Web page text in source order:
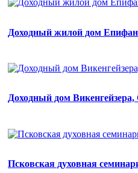
Доходный жилой дом
Доходный дом
Псковская духовная